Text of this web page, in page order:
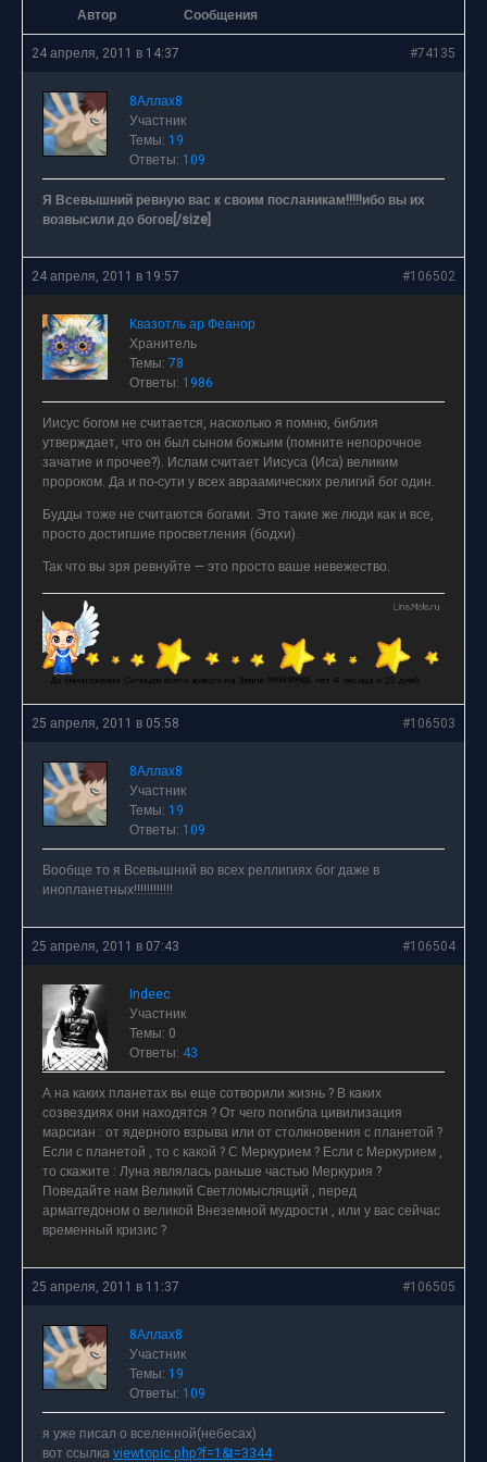
Автор
Сообщения
24 апреля, 2011 в 14:37
#74135
8Аллах8
Участник
Темы: 19
Ответы: 109
Я Всевышний ревную вас к своим посланикам!!!!!ибо вы их
возвысили до богов[/size]
24 апреля, 2011 в 19:57 #106502
Квазотль ар Феанор
Хранитель
Темы: 78
Ответы: 1986
Иисус богом не считается, насколько я помню, библия
утверждает, что он был сыном божьим (помните непорочное
зачатие и прочее?). Ислам считает Иисуса (Иса) великим
пророком. Да и по-сути у всех авраамических религий бог один.
Будды тоже не считаются богами. Это такие же люди как и все,
просто достигшие просветления (бодхи).
Так что вы зря ревнуйте — это просто ваше невежество.
25 апреля, 2011 в 05:58 #106503
8Аллах8
Участник
Темы: 19
Ответы: 109
Вообще то я Всевышний во всех реллигиях бог даже в
инопланетных!!!!!!!!!!!!
25 апреля, 2011 в 07:43 #106504
Indeec
Участник
Темы: 0
Ответы: 43
А на каких планетах вы еще сотворили жизнь ? В каких
созвездиях они находятся ? От чего погибла цивилизация
марсиан : от ядерного взрыва или от столкновения с планетой ?
Если с планетой , то с какой ? С Меркурием ? Если с Меркурием ,
то скажите : Луна являлась раньше частью Меркурия ?
Поведайте нам Великий Светломыслящий , перед
армаггедоном о великой Внеземной мудрости , или у вас сейчас
временный кризис ?
25 апреля, 2011 в 11:37 #106505
8Аллах8
Участник
Темы: 19
Ответы: 109
я уже писал о вселенной(небесах)
вот ссылкаviewtopic.php?f=1&t=3344